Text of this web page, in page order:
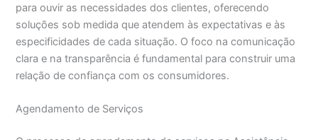
para ouvir as necessidades dos clientes, oferecendo
soluções sob medida que atendem às expectativas e às
especificidades de cada situação. O foco na comunicação
clara e na transparência é fundamental para construir uma
relação de confiança com os consumidores.
Agendamento de Serviços